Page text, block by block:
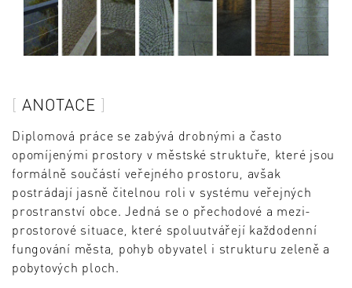
ANOTACE
Diplomová práce se zabývá drobnými a často
opomíjenými prostory v městské struktuře, které jsou
formálně součástí veřejného prostoru, avšak
postrádají jasně čitelnou roli v systému veřejných
prostranství obce. Jedná se o přechodové a mezi-
prostorové situace, které spoluutvářejí každodenní
fungování města, pohyb obyvatel i strukturu zeleně a
pobytových ploch.